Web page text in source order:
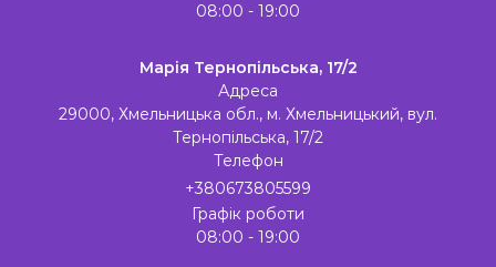
08:00 - 19:00
Марія Тернопільська, 17/2
Адреса
29000, Хмельницька обл., м. Хмельницький, вул.
Тернопільська, 17/2
Телефон
+380673805599
Графік роботи
08:00 - 19:00